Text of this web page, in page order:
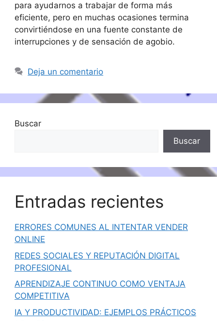
para ayudarnos a trabajar de forma más
eficiente, pero en muchas ocasiones termina
convirtiéndose en una fuente constante de
interrupciones y de sensación de agobio.
Deja un comentario
Buscar
Buscar
Entradas recientes
ERRORES COMUNES AL INTENTAR VENDER
ONLINE
REDES SOCIALES Y REPUTACIÓN DIGITAL
PROFESIONAL
APRENDIZAJE CONTINUO COMO VENTAJA
COMPETITIVA
IA Y PRODUCTIVIDAD: EJEMPLOS PRÁCTICOS